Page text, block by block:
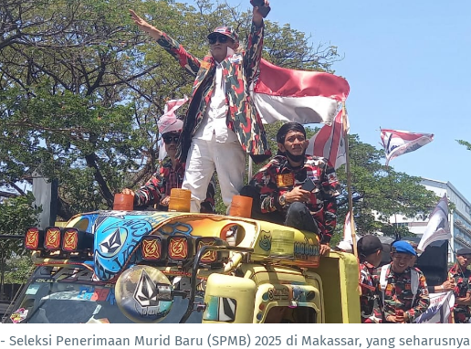
- Seleksi Penerimaan Murid Baru (SPMB) 2025 di Makassar, yang seharusnya